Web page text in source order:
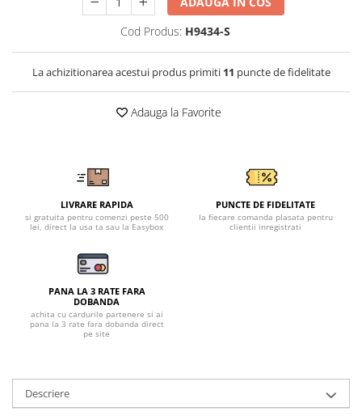
Combinezoane de lucru
Costume de ploaie impermeabile
Pelerine de ploaie
Veste de lucru
Industria alimentara
Manecute
Pantaloni de lucru
Sorturi impermeabile
Pantaloni de lucru in talie
Pentru sudura
Sorturi
Pentru copii
Cod Produs: H9434-S
La achizitionarea acestui produs primiti 11 puncte de fidelitate
Adauga la Favorite
LIVRARE RAPIDA
si gratuita pentru comenzi peste 500
lei, direct la usa ta sau la Easybox
PUNCTE DE FIDELITATE
la fiecare comanda plasata pentru
clientii inregistrati
PANA LA 3 RATE FARA
DOBANDA
achita cu cardurile partenere si ai
pana la 3 rate fara dobanda direct
pe site
Descriere